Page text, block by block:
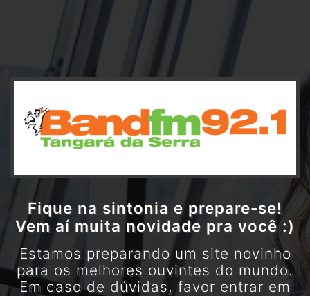
Fique na sintonia e prepare-se!
Vem aí muita novidade pra você :)
Estamos preparando um site novinho
para os melhores ouvintes do mundo.
Em caso de dúvidas, favor entrar em